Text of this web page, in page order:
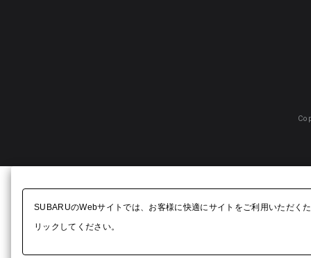
SUBARUのWebサイトでは、お客様に快適にサイトをご利用いただく
リックしてください。​